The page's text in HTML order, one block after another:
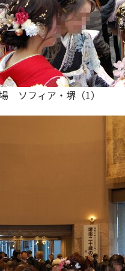
ソフィア・堺（1）